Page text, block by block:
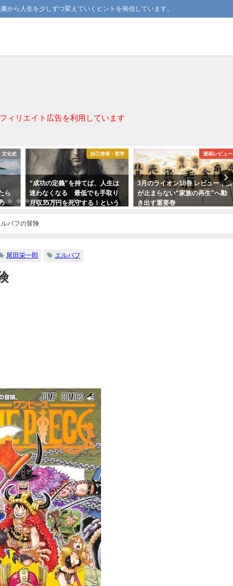
から人生を少しずつ変えていくヒントを発信しています。
ィリエイト広告を利用しています
文化史
ら
自己啓発・哲学
“成功の定義”を持てば、人生は
迷わなくなる 最低でも手取り
月収35万円を死守する！という
決意が教えてくれたこと
2025-10-08
漫画レビュー
3月のライオン18巻 レビュー｜涙
が止まらない“家族の再生”へ動
き出す重要巻
バフの冒険
尾田栄一郎 エルバフ